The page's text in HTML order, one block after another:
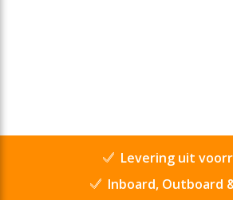
Levering uit
Inboard, Outboard